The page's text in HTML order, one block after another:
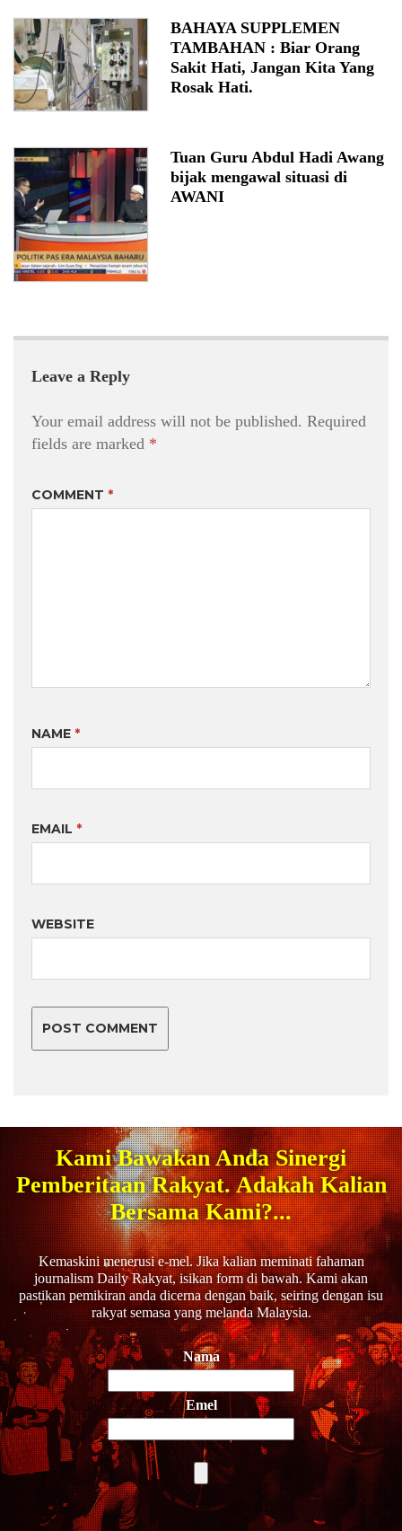
BAHAYA SUPPLEMEN
TAMBAHAN : Biar Orang
Sakit Hati, Jangan Kita Yang
Rosak Hati.
Tuan Guru Abdul Hadi Awang
bijak mengawal situasi di
AWANI
Leave a Reply
Your email address will not be published. Required
fields are marked *
COMMENT *
NAME *
EMAIL *
WEBSITE
Kami Bawakan Anda Sinergi
Pemberitaan Rakyat. Adakah Kalian
Bersama Kami?...
Kemaskini menerusi e-mel. Jika kalian meminati fahaman
journalism Daily Rakyat, isikan form di bawah. Kami akan
pastikan pemikiran anda dicerna dengan baik, seiring dengan isu
rakyat semasa yang melanda Malaysia.
Nama
Emel